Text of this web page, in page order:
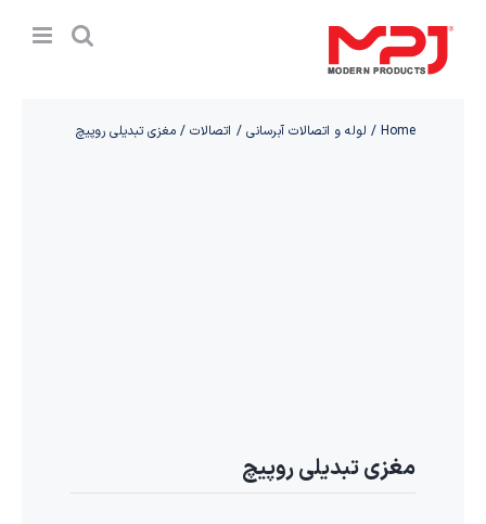
content
Home لوله و اتصالات آبرسانی اتصالات مغزی تبدیلی روپیچ
مغزی تبدیلی روپیچ